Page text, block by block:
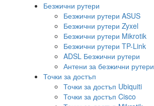
Безжични рутери
Безжични рутери ASUS
Безжични рутери Zyxel
Безжични рутери Mikrotik
Безжични рутери TP-Link
ADSL Безжични рутери
Антени за безжични рутери
Точки за достъп
Точки за достъп Ubiquiti
Точки за достъп Cisco